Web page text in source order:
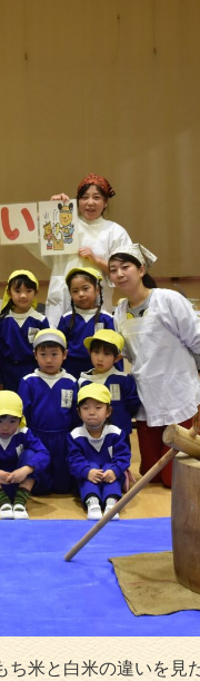
米と白米の違いを見